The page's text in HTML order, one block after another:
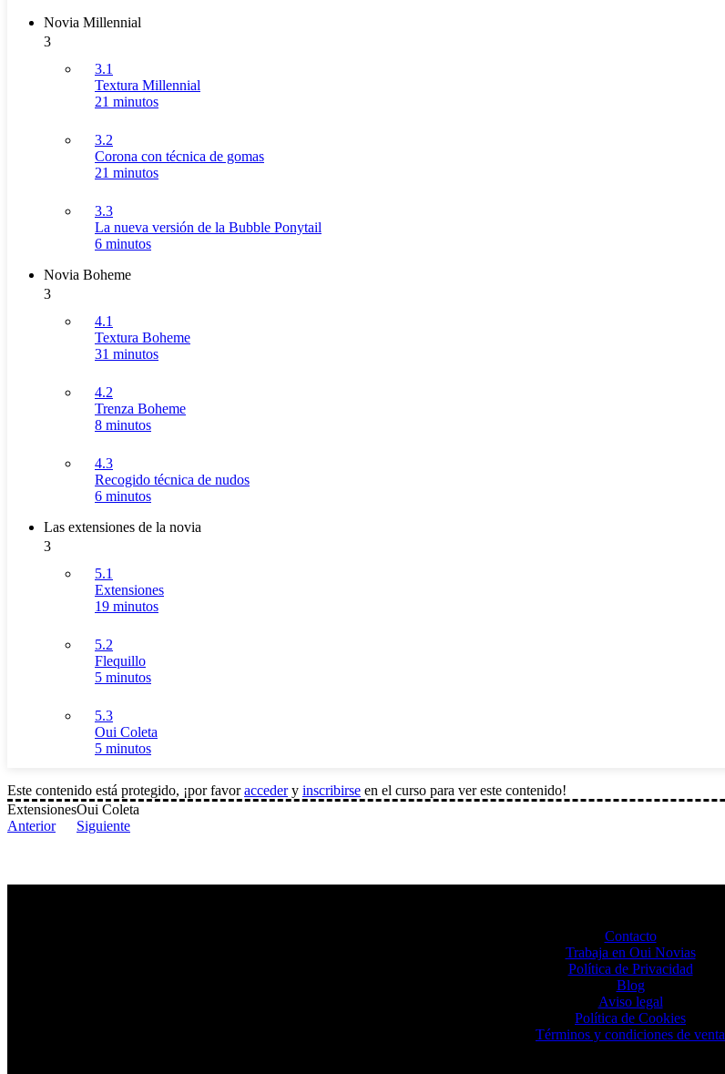
Novia Millennial
3
3.1
Textura Millennial
21 minutos
3.2
Corona con técnica de gomas
21 minutos
3.3
La nueva versión de la Bubble Ponytail
6 minutos
Novia Boheme
3
4.1
Textura Boheme
31 minutos
4.2
Trenza Boheme
8 minutos
4.3
Recogido técnica de nudos
6 minutos
Las extensiones de la novia
3
5.1
Extensiones
19 minutos
5.2
Flequillo
5 minutos
5.3
Oui Coleta
5 minutos
Este contenido está protegido, ¡por favoraccedery inscribirse en el curso para ver este contenido!
Extensiones
Anterior
Oui Coleta
Siguiente
Contacto
Trabaja en Oui Novias
Política de Privacidad
Blog
Aviso legal
Política de Cookies
Términos y condiciones de venta